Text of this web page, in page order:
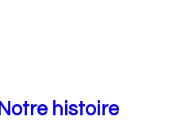
Notre histoire